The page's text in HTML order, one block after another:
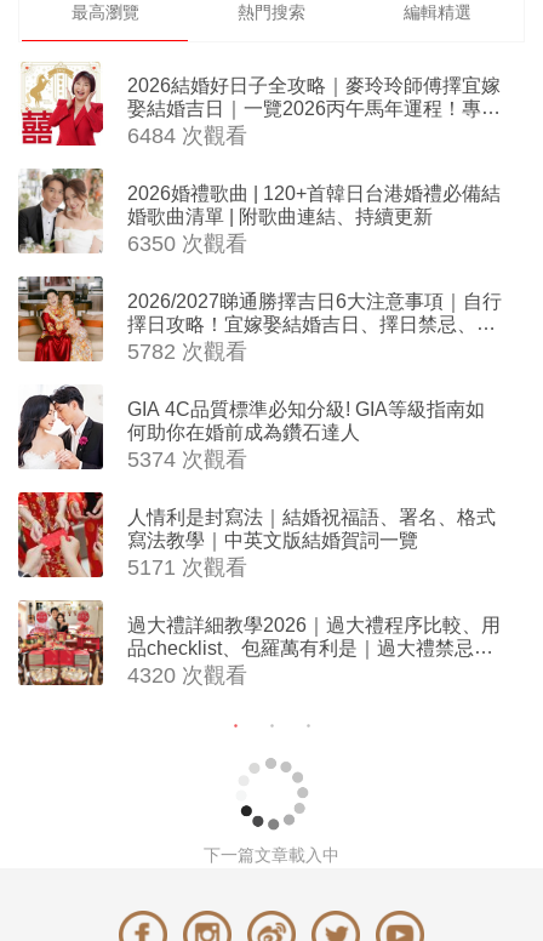
最高瀏覽 熱門搜索 編輯精選
2026結婚好日子全攻略｜麥玲玲師傅擇宜嫁
娶結婚吉日｜一覽2026丙午馬年運程！專業
擇日結婚+避開沖煞生肖指南
6484 次觀看
2026婚禮歌曲 | 120+首韓日台港婚禮必備結
婚歌曲清單 | 附歌曲連結、持續更新
6350 次觀看
2026/2027睇通勝擇吉日6大注意事項｜自行
擇日攻略！宜嫁娶結婚吉日、擇日禁忌、相
沖生肖一覽
5782 次觀看
GIA 4C品質標準必知分級! GIA等級指南如
何助你在婚前成為鑽石達人
5374 次觀看
人情利是封寫法｜結婚祝福語、署名、格式
寫法教學｜中英文版結婚賀詞一覽
5171 次觀看
過大禮詳細教學2026｜過大禮程序比較、用
品checklist、包羅萬有利是｜過大禮禁忌及
吉祥說話
4320 次觀看
下一篇文章載入中